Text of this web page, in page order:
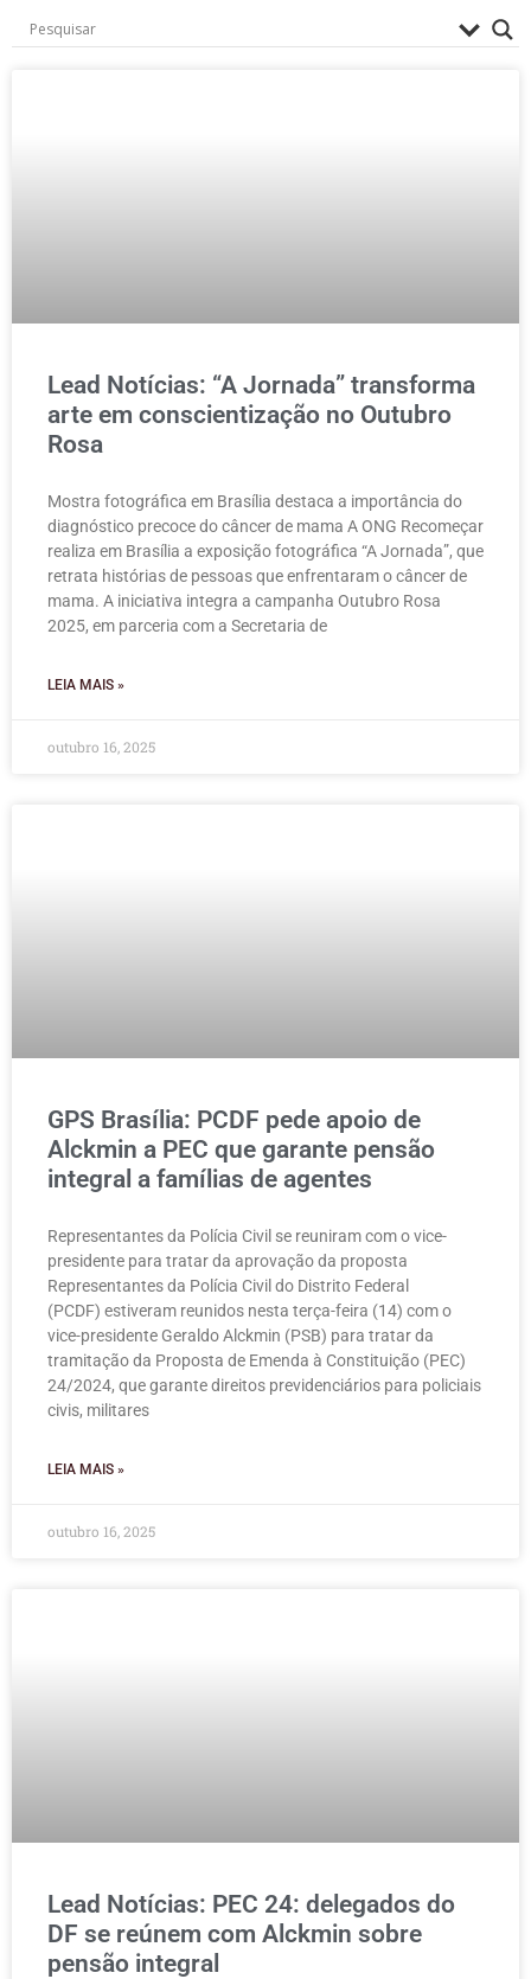
Lead Notícias: “A Jornada” transforma
arte em conscientização no Outubro
Rosa
Mostra fotográfica em Brasília destaca a importância do
diagnóstico precoce do câncer de mama A ONG Recomeçar
realiza em Brasília a exposição fotográfica “A Jornada”, que
retrata histórias de pessoas que enfrentaram o câncer de
mama. A iniciativa integra a campanha Outubro Rosa
2025, em parceria com a Secretaria de
LEIA MAIS »
outubro 16, 2025
GPS Brasília: PCDF pede apoio de
Alckmin a PEC que garante pensão
integral a famílias de agentes
Representantes da Polícia Civil se reuniram com o vice-
presidente para tratar da aprovação da proposta
Representantes da Polícia Civil do Distrito Federal
(PCDF) estiveram reunidos nesta terça-feira (14) com o
vice-presidente Geraldo Alckmin (PSB) para tratar da
tramitação da Proposta de Emenda à Constituição (PEC)
24/2024, que garante direitos previdenciários para policiais
civis, militares
LEIA MAIS »
outubro 16, 2025
Lead Notícias: PEC 24: delegados do
DF se reúnem com Alckmin sobre
pensão integral